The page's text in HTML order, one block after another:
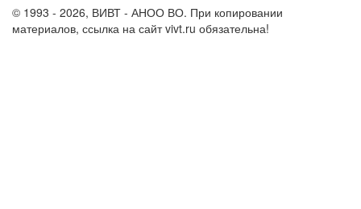
© 1993 - 2026, ВИВТ - АНОО ВО. При копировании
материалов, ссылка на сайт vivt.ru обязательна!